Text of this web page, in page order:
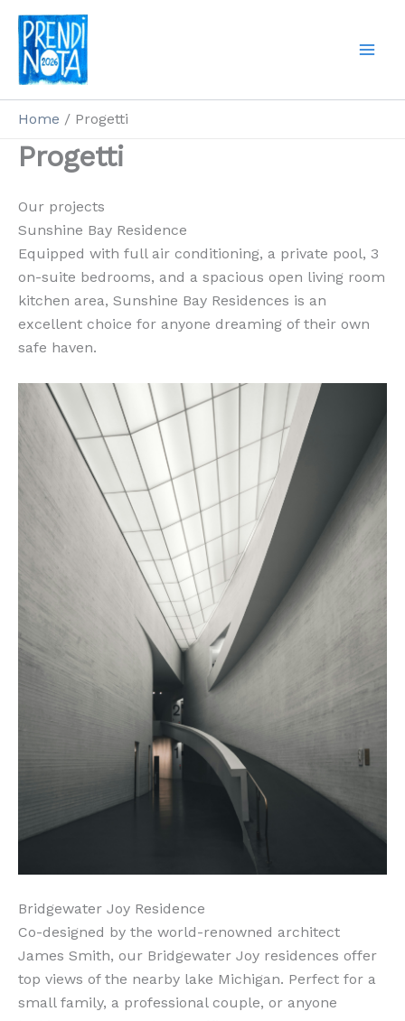
contenuto
Home Progetti
Progetti
Our projects
Sunshine Bay Residence
Equipped with full air conditioning, a private pool, 3
on-suite bedrooms, and a spacious open living room
kitchen area, Sunshine Bay Residences is an
excellent choice for anyone dreaming of their own
safe haven.
Bridgewater Joy Residence
Co-designed by the world-renowned architect
James Smith, our Bridgewater Joy residences offer
top views of the nearby lake Michigan. Perfect for a
small family, a professional couple, or anyone